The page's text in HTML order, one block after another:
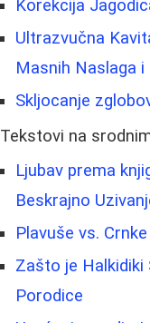
Korekcija
Ultrazvučna
Masnih Naslaga i
Skljocanje
Tekstovi na
Ljubav prema
Beskrajno
Plavuše vs.
Zašto je
Porodice